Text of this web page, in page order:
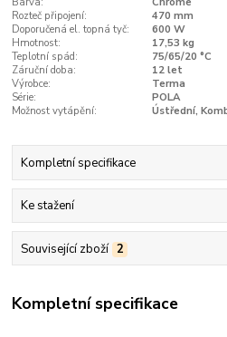
Rozteč připojení:
470 mm
Doporučená el. topná tyč:
600 W
Hmotnost:
17,53 kg
Teplotní spád:
75/65/20 °C
Záruční doba:
12 let
Výrobce:
Terma
Série:
POLA
Možnost vytápění:
Ústřední,
Kompletní specifikace
Ke stažení
Související zboží 2
Kompletní specifikace